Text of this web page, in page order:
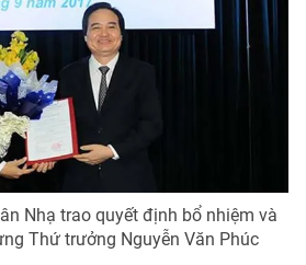
Podcast
Infographic
Nhạ trao quyết định bổ nhiệm và
Thứ trưởng Nguyễn Văn Phúc